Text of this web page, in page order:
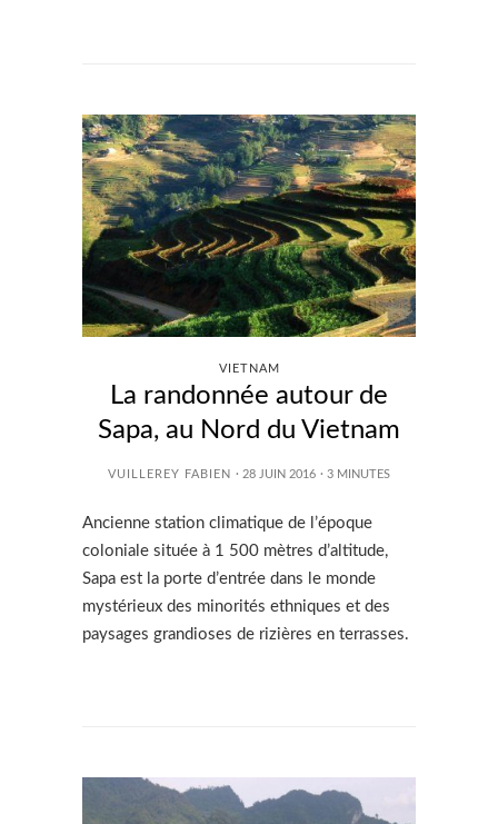
VIETNAM
La randonnée autour de
Sapa, au Nord du Vietnam
VUILLEREY FABIEN · 28 JUIN 2016 · 3 MINUTES
Ancienne station climatique de l’époque
coloniale située à 1 500 mètres d’altitude,
Sapa est la porte d’entrée dans le monde
mystérieux des minorités ethniques et des
paysages grandioses de rizières en terrasses.